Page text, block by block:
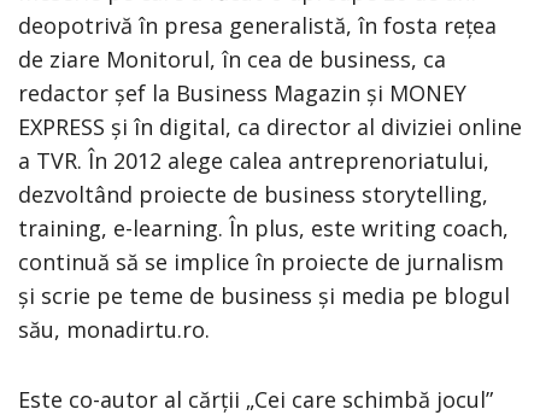
deopotrivă în presa generalistă, în fosta rețea
de ziare Monitorul, în cea de business, ca
redactor șef la Business Magazin și MONEY
EXPRESS și în digital, ca director al diviziei online
a TVR. În 2012 alege calea antreprenoriatului,
dezvoltând proiecte de business storytelling,
training, e-learning. În plus, este writing coach,
continuă să se implice în proiecte de jurnalism
și scrie pe teme de business și media pe blogul
său, monadirtu.ro.
Este co-autor al cărții „Cei care schimbă jocul”